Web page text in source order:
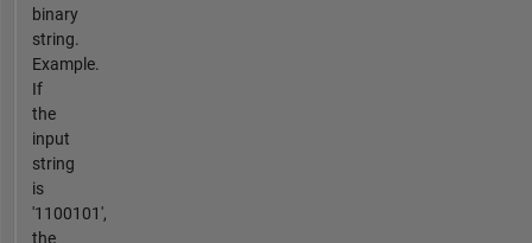
binary
string.
Example.
If
the
input
string
is
'1100101',
the